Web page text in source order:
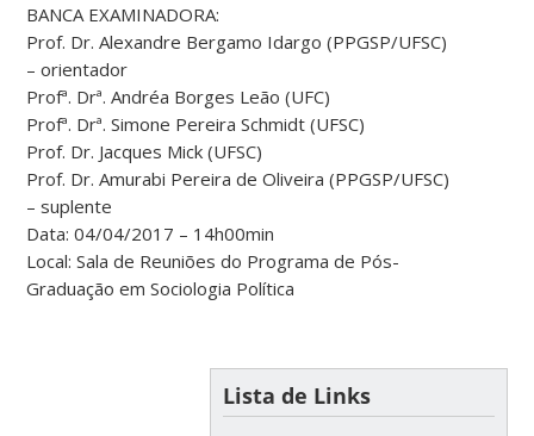
BANCA EXAMINADORA:
Prof. Dr. Alexandre Bergamo Idargo (PPGSP/UFSC)
– orientador
Profª. Drª. Andréa Borges Leão (UFC)
Profª. Drª. Simone Pereira Schmidt (UFSC)
Prof. Dr. Jacques Mick (UFSC)
Prof. Dr. Amurabi Pereira de Oliveira (PPGSP/UFSC)
– suplente
Data: 04/04/2017 – 14h00min
Local: Sala de Reuniões do Programa de Pós-
Graduação em Sociologia Política
Lista de Links